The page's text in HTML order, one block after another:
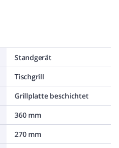
Standgerät
Tischgrill
Grillplatte beschichtet
360 mm
270 mm